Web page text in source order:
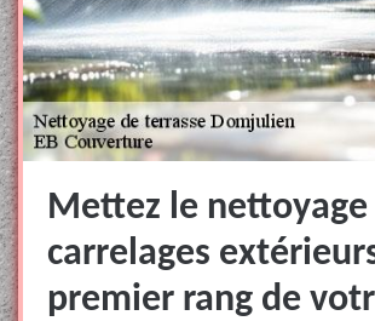
Mettez le nettoyage
carrelages
premier rang de